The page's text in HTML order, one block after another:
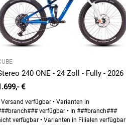
240 ONE - 24 Zoll - Fully - 2026
€
verfügbar •Varianten in
verfügbar •In ###branch###
verfügbar •Varianten in Filialen verfügbar